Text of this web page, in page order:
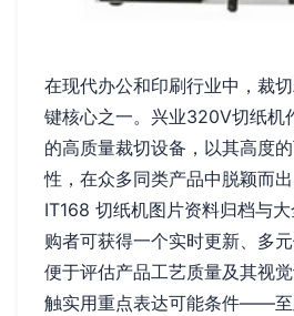
在现代办公和印刷行业中，裁
键核心之一。兴业320V切纸机
的高质量裁切设备，以其高度
性，在众多同类产品中脱颖而
IT168 切纸机图片资料归档与
购者可获得一个实时更新、多
便于评估产品工艺质量及其视
触实用重点表达可能条件——至